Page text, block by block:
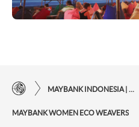
MAYBANK WOMEN ECO WEAVERS